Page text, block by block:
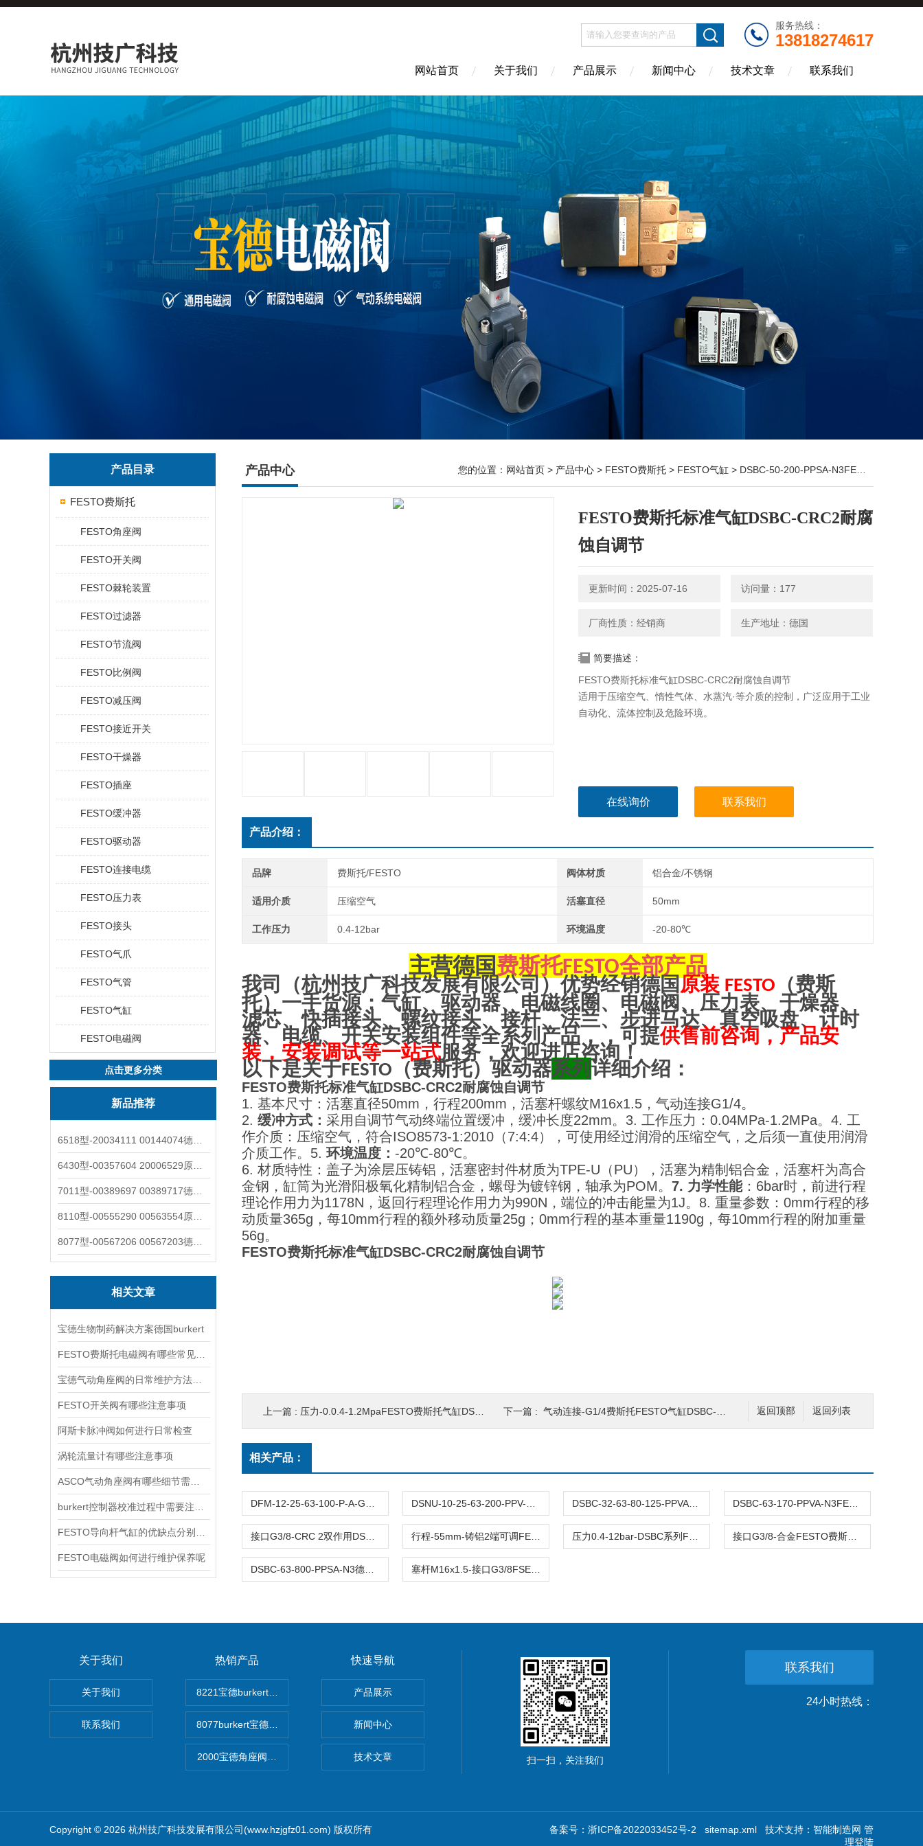
服务热线：
13818274617
网站首页 关于我们 产品展示 新闻中心 技术文章 联系我们
产品目录
FESTO费斯托
FESTO角座阀
FESTO开关阀
FESTO棘轮装置
FESTO过滤器
FESTO节流阀
FESTO比例阀
FESTO减压阀
FESTO接近开关
FESTO干燥器
FESTO插座
FESTO缓冲器
FESTO驱动器
FESTO连接电缆
FESTO压力表
FESTO接头
FESTO气爪
FESTO气管
FESTO气缸
FESTO电磁阀
点击更多分类
新品推荐
相关文章
宝德生物制药解决方案德国burkert
FESTO开关阀有哪些注意事项
阿斯卡脉冲阀如何进行日常检查
涡轮流量计有哪些注意事项
FESTO电磁阀如何进行维护保养呢
产品中心 您的位置： 网站首页 > 产品中心 > FESTO费斯托 > FESTO气缸 > DSBC-50-200-PPSA-N3FESTO费斯托标准气缸DSBC-CRC2耐腐蚀自调节
FESTO费斯托标准气缸DSBC-CRC2耐腐
蚀自调节
更新时间：2025-07-16 访问量：177
厂商性质：经销商 生产地址：德国
简要描述：
FESTO费斯托标准气缸DSBC-CRC2耐腐蚀自调节
适用于压缩空气、惰性气体、水蒸汽·等介质的控制，广泛应用于工业
自动化、流体控制及危险环境。
在线询价 联系我们
产品介绍：
品牌 费斯托/FESTO 阀体材质 铝合金/不锈钢
适用介质 压缩空气 活塞直径 50mm
工作压力 0.4-12bar 环境温度 -20-80℃
主营德国费斯托FESTO全部产品
我司（杭州技广科技发展有限公司）优势经销德国原装 FESTO （费斯
托）一手货源：气缸、驱动器、电磁线圈、电磁阀、压力表、干燥器、
滤芯、快插接头、螺纹接头、接杆、法兰、步进马达、真空吸盘、计时
器、电缆、开关安装组件等全系列产品，，可提供售前咨询，产品安
装，安装调试等一站式服务，欢迎进店咨询！
以下是关于FESTO （费斯托）驱动器系列详细介绍：
FESTO费斯托标准气缸DSBC-CRC2耐腐蚀自调节
1. 基本尺寸：活塞直径50mm，行程200mm，活塞杆螺纹M16x1.5，气动连接G1/4。
2. 缓冲方式： 采用自调节气动终端位置缓冲，缓冲长度22mm。 3. 工作压力：0.04MPa-1.2MPa。 4. 工
作介质：压缩空气，符合ISO8573-1:2010（7:4:4），可使用经过润滑的压缩空气，之后须一直使用润滑
介质工作。 5. 环境温度： -20℃-80℃。
6. 材质特性：盖子为涂层压铸铝，活塞密封件材质为TPE-U（PU），活塞为精制铝合金，活塞杆为高合
金钢，缸筒为光滑阳极氧化精制铝合金，螺母为镀锌钢，轴承为POM。 7. 力学性能：6bar时，前进行程
理论作用力为1178N，返回行程理论作用力为990N，端位的冲击能量为1J。 8. 重量参数：0mm行程的移
动质量365g，每10mm行程的额外移动质量25g；0mm行程的基本重量1190g，每10mm行程的附加重量
56g。
FESTO费斯托标准气缸DSBC-CRC2耐腐蚀自调节
返回列表
返回顶部
上一篇 : 压力-0.0.4-1.2MpaFESTO费斯托气缸DSBC-活塞直径50mm接口1/4 下一篇 : 气动连接-G1/4费斯托FESTO气缸DSBC-50-250-PPSA-N3双作用
相关产品：
关于我们
关于我们
联系我们
热销产品
8221宝德burkert电导率探头卫生级电导传感器
8077burkert宝德椭圆齿轮脉冲流量计高黏度液体
2000宝德角座阀德国宝帝burkert气动阀
快速导航
产品展示
新闻中心
技术文章 扫一扫，关注我们
联系我们
24小时热线：
Copyright © 2026 杭州技广科技发展有限公司(www.hzjgfz01.com) 版权所有 备案号：浙ICP备2022033452号-2 sitemap.xml 技术支持： 智能制造网 管
理登陆